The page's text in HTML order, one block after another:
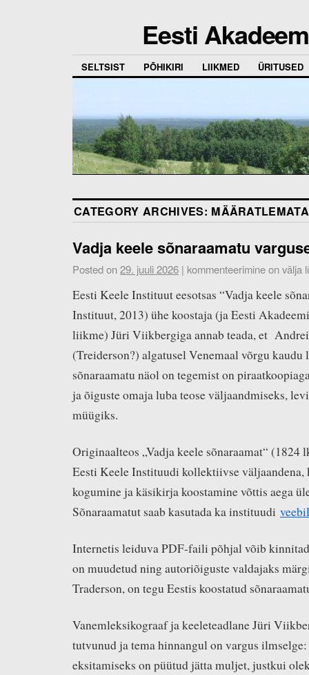
Eesti
SELTSIST PÕHIKIRI LIIKMED ÜRITUSED
CATEGORY ARCHIVES: MÄÄRATLEMATA
Vadja keele sõnaraamatu
Posted on29. juuli 2026 | kommenteerimine on välja
Eesti Keele Instituut eesotsas “Vadja keele
Instituut, 2013) ühe koostaja (ja Eesti
liikme) Jüri Viikbergiga annab teada, et
(Treiderson?) algatusel Venemaal võrgu kaudu
sõnaraamatu näol on tegemist on
ja õiguste omaja luba teose väljaandmiseks,
müügiks.
Originaalteos „Vadja keele sõnaraamat“ (1824
Eesti Keele Instituudi kollektiivse väljaandena,
kogumine ja käsikirja koostamine võttis aega
Sõnaraamatut saab kasutada ka instituudi
Internetis leiduva PDF-faili põhjal võib
on muudetud ning autoriõiguste valdajaks
Traderson, on tegu Eestis koostatud
Vanemleksikograaf ja keeleteadlane Jüri
tutvunud ja tema hinnangul on vargus
eksitamiseks on püütud jätta muljet, justkui